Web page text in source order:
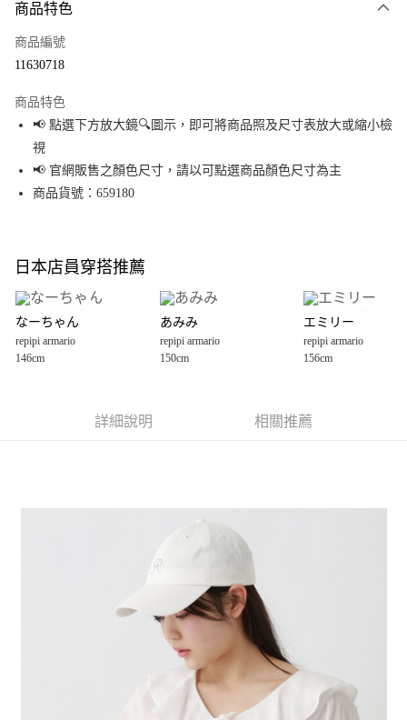
信用卡一次付款
Apple Pay
街口支付
悠遊付
全盈+PAY
大哥付你分期
【大哥付你分期使用說明】
1.本服務由台灣大哥大提供，台灣大哥大用戶可立即使用無須另外申請。
2.付款方式選擇「大哥付你分期」，訂單成立後會自動跳轉到大哥付的交易
3.實際核准額度、可分期數及費用金額請依後續交易確認頁面所載為準。
4.訂單成立30分鐘內，如未前往確認交易或遇審核未通過，訂單將自動取
醒簡訊。
2.透過簡訊連結打開帳單後，可選擇「超商條碼／台灣大直營門市／銀行轉
帳／街口支付／iPASS MONEY」等通路繳費。
1.本服務係由「台灣大哥大股份有限公司」（以下簡稱本公司）所提供，讓
用戶於交易時，得透過本服務購買商品或服務，並由商店將買賣／分期付款
買賣價金債權讓與本公司後，依約使用本公司帳單繳交帳款。
2.基於同意付款使用「大哥付你分期」之契約關係目的，商店將以您的個人
資料（包含姓名、電話或地址）提供予台灣大哥大進項蒐集、處理及利用，
由本公司與您本人進行分期帳單所需資料之確認、核對及更正。
3.完整用戶服務條款，請詳閱以下連結： https://oppay.tw/userRule
AFTEE先享後付
１．於結帳方式選擇「AFTEE先享後付」後，將跳轉至「AFTEE先享後付」
結帳頁面，進行簡訊認證並確認金額後，即可完成結帳。
２．訂單成立數日內，您將收到繳費通知簡訊。
３．收到繳費通知簡訊後14天內，點擊此簡訊中的連結，可透過四大超商／
ATM／網路銀行／等多元方式進行付款，方視為交易完成。
※ 請注意：結帳手續完成當下不需立刻繳費，但若您需要取消訂單，請聯絡
購買商品的店家。未經商家同意取消之訂單仍視為有效，需透過AFTEE先享
※ 交易是否成功請以「AFTEE先享後付 」之結帳頁面顯示為準，若有關於
是否繳費成功／繳費後需取消欲退款等相關疑問，請聯繫「AFTEE先享後付
https://netprotections.freshdesk.com/support/home
每筆NT$80，滿NT$888(含以上)免運費
每筆NT$80，滿NT$1,500(含以上)免運費
每筆NT$80，滿NT$1,500(含以上)免運費
每筆NT$80，滿NT$1,500(含以上)免運費
商品特色
商品編號
11630718
商品特色
📢 點選下方放大鏡🔍圖示，即可將商品照及尺寸表放大或縮小檢
視
📢 官網販售之顏色尺寸，請以可點選商品顏色尺寸為主
商品貨號：659180
日本店員穿搭推薦
なーちゃん
repipi armario
146cm
あみみ
repipi armario
150cm
エミリー
repipi armario
156cm
詳細說明 相關推薦